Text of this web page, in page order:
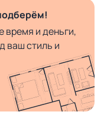
время и деньги,
ваш стиль и